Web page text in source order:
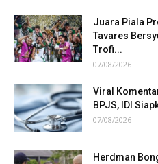
Juara Piala
Tavares
Trofi...
07/08/2026
Viral
BPJS, IDI
07/08/2026
Herdman